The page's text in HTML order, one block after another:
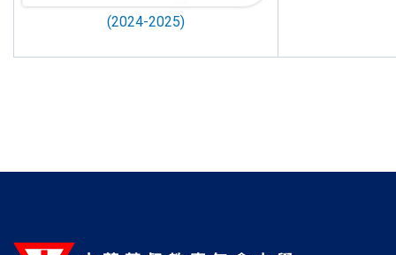
(2024-2025)